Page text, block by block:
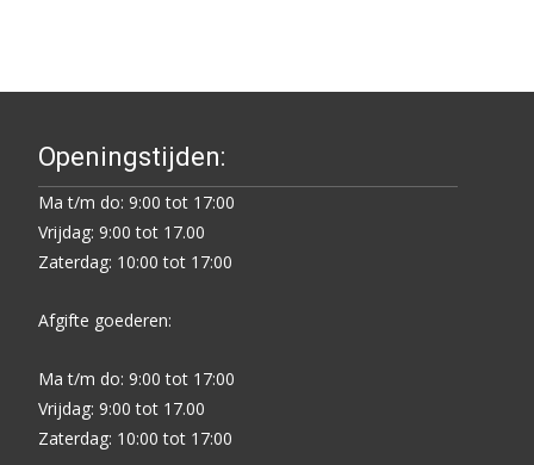
Openingstijden:
Ma t/m do: 9:00 tot 17:00
Vrijdag: 9:00 tot 17.00
Zaterdag: 10:00 tot 17:00
Afgifte goederen:
Ma t/m do: 9:00 tot 17:00
Vrijdag: 9:00 tot 17.00
Zaterdag: 10:00 tot 17:00